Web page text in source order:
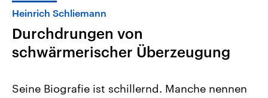
Themen
Heinrich Schliemann
Durchdrungen von
schwärmerischer Überzeugung
Seine Biografie ist schillernd. Manche nennen